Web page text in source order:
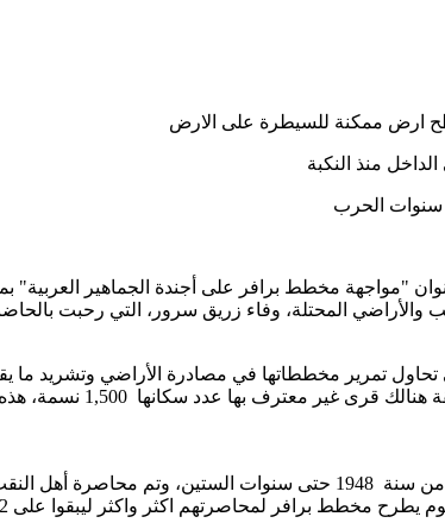
ارض ممكنة للسيطرة على الارض
منذ النكبة
سنوات الحرب
"مواجهة مخطط برافر على أجندة الجماهير
المحتلة، وفاء زريق سرور، التي رحبت